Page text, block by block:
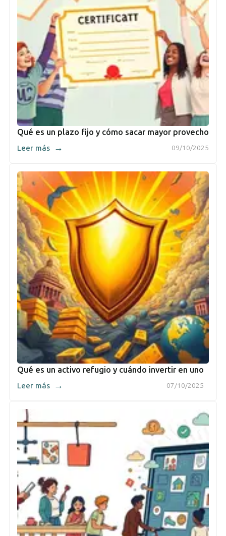
Qué es un plazo fijo y cómo sacar mayor provecho
09/10/2025
Leer más →
Qué es un activo refugio y cuándo invertir en uno
07/10/2025
Leer más →